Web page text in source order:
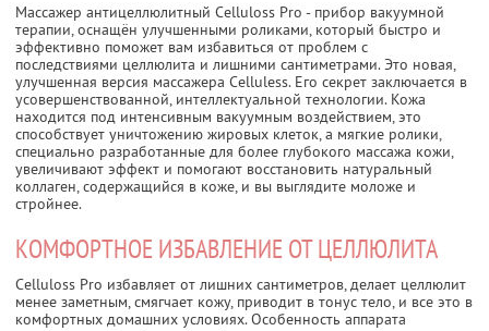
Массажер антицеллюлитный Celluloss Pro - прибор вакуумной
терапии, оснащён улучшенными роликами, который быстро и
эффективно поможет вам избавиться от проблем с
последствиями целлюлита и лишними сантиметрами. Это новая,
улучшенная версия массажера Celluless. Его секрет заключается в
усовершенствованной, интеллектуальной технологии. Кожа
находится под интенсивным вакуумным воздействием, это
способствует уничтожению жировых клеток, а мягкие ролики,
специально разработанные для более глубокого массажа кожи,
увеличивают эффект и помогают восстановить натуральный
коллаген, содержащийся в коже, и вы выглядите моложе и
стройнее.
КОМФОРТНОЕ ИЗБАВЛЕНИЕ ОТ ЦЕЛЛЮЛИТА
Celluloss Pro избавляет от лишних сантиметров, делает целлюлит
менее заметным, смягчает кожу, приводит в тонус тело, и все это в
комфортных домашних условиях. Особенность аппарата